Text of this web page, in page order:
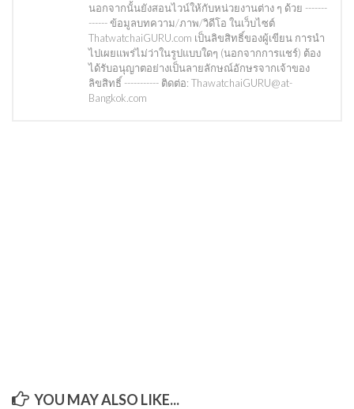
นอกจากนั้นยังสอนไวน์ให้กับหน่วยงานต่าง ๆ ด้วย -------
------ ข้อมูลบทความ/ภาพ/วิดีโอ ในเว็บไซต์
ThatwatchaiGURU.com เป็นลิขสิทธิ์ของผู้เขียน การนำ
ไปเผยแพร่ไม่ว่าในรูปแบบใดๆ (นอกจากการแชร์) ต้อง
ได้รับอนุญาตอย่างเป็นลายลักษณ์อักษรจากเจ้าของ
ลิขสิทธิ์ ----------- ติดต่อ: ThawatchaiGURU@at-
Bangkok.com
YOU MAY ALSO LIKE...